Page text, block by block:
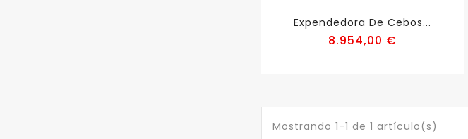
Expendedora De Cebos...
8.954,00 €
Mostrando 1-1 de 1 artículo(s)